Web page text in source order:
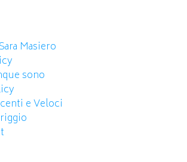
Masiero
sono
e Veloci